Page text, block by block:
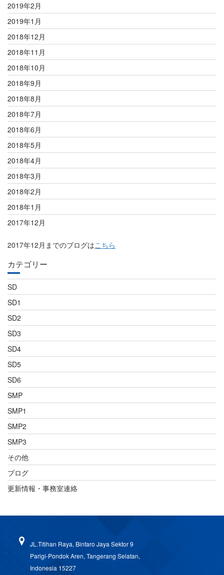
2019年2月
2019年1月
2018年12月
2018年11月
2018年10月
2018年9月
2018年8月
2018年7月
2018年6月
2018年5月
2018年4月
2018年3月
2018年2月
2018年1月
2017年12月
2017年12月までのブログはこちら
カテゴリー
SD
SD1
SD2
SD3
SD4
SD5
SD6
SMP
SMP1
SMP2
SMP3
その他
ブログ
更新情報・事務室連絡
JL.Titihan Raya, Bintaro Jaya Sektor 9
Parigi-Pondok Aren, Tangerang Selatan,
Indonesia 15227